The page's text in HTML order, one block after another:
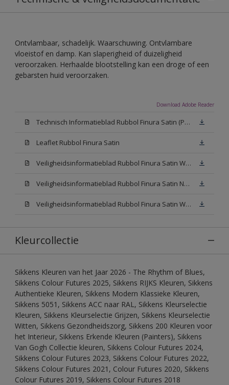
Ontvlambaar, schadelijk. Waarschuwing. Ontvlambare
vloeistof en damp. Kan slaperigheid of duizeligheid
veroorzaken. Herhaalde blootstelling kan een droge of een
gebarsten huid veroorzaken.
Download Adobe Reader
Technisch Informatieblad Rubbol Finura Satin (PDF)
Leaflet Rubbol Finura Satin
Veiligheidsinformatieblad Rubbol Finura Satin W05 (MSDS)
Veiligheidsinformatieblad Rubbol Finura Satin N00 (MSDS)
Veiligheidsinformatieblad Rubbol Finura Satin White (MSDS)
Kleurcollectie
Sikkens Kleuren van het Jaar 2026 - The Rhythm of Blues,
Sikkens Colour Futures 2025, Sikkens RIJKS Kleuren, Sikkens
Authentieke Kleuren, Sikkens Modern Klassieke Kleuren,
Sikkens 5051, Sikkens ACC naar RAL, Sikkens Kleurselectie
Kleuren, Sikkens Kleurselectie Grijzen, Sikkens Kleurselectie
Witten, Sikkens Gezondheidszorg, Sikkens 200 Kleuren voor
het Interieur, Sikkens Erkende Kleuren (Painters), Sikkens
Van Gogh Collectie kleuren, Sikkens Colour Futures 2024,
Sikkens Colour Futures 2023, Sikkens Colour Futures 2022,
Sikkens Colour Futures 2021, Colour Futures 2020, Sikkens
Colour Futures 2019, Sikkens Colour Futures 2018